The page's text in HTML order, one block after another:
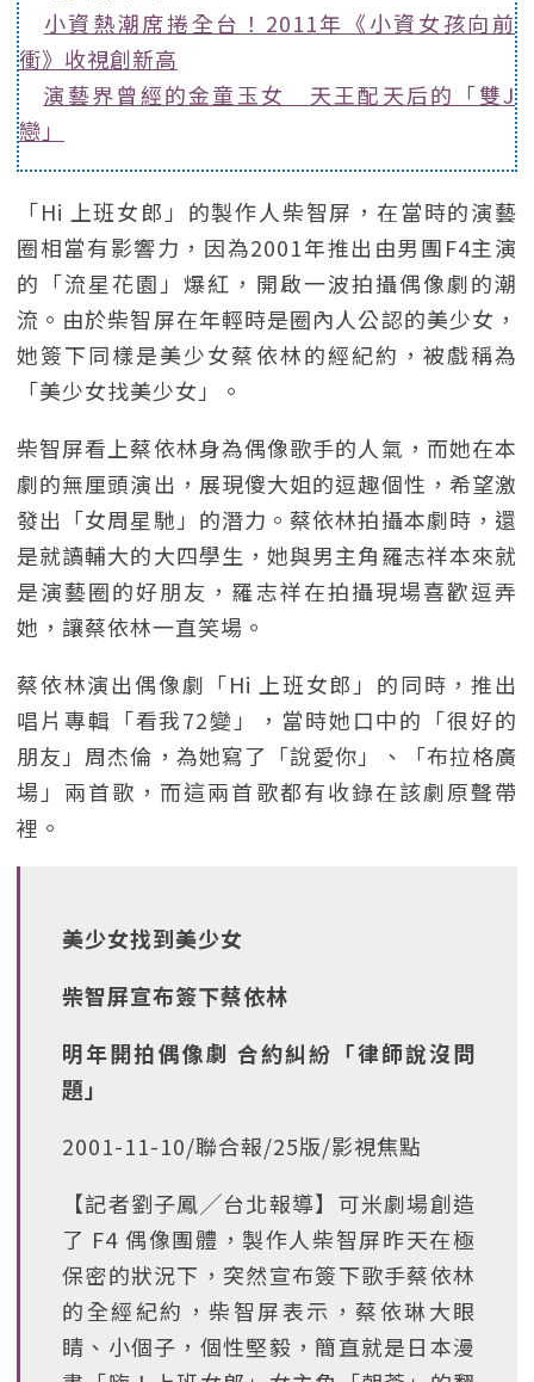
小資熱潮席捲全台！2011年《小資女孩向前
衝》收視創新高
演藝界曾經的金童玉女 天王配天后的「雙J
戀」
「Hi 上班女郎」的製作人柴智屏，在當時的演藝
圈相當有影響力，因為2001年推出由男團F4主演
的「流星花園」爆紅，開啟一波拍攝偶像劇的潮
流。由於柴智屏在年輕時是圈內人公認的美少女，
她簽下同樣是美少女蔡依林的經紀約，被戲稱為
「美少女找美少女」。
柴智屏看上蔡依林身為偶像歌手的人氣，而她在本
劇的無厘頭演出，展現傻大姐的逗趣個性，希望激
發出「女周星馳」的潛力。蔡依林拍攝本劇時，還
是就讀輔大的大四學生，她與男主角羅志祥本來就
是演藝圈的好朋友，羅志祥在拍攝現場喜歡逗弄
她，讓蔡依林一直笑場。
蔡依林演出偶像劇「Hi 上班女郎」的同時，推出
唱片專輯「看我72變」，當時她口中的「很好的
朋友」周杰倫，為她寫了「說愛你」、「布拉格廣
場」兩首歌，而這兩首歌都有收錄在該劇原聲帶
裡。
美少女找到美少女
柴智屏宣布簽下蔡依林
明年開拍偶像劇 合約糾紛「律師說沒問
題」
2001-11-10/聯合報/25版/影視焦點
【記者劉子鳳╱台北報導】可米劇場創造
了 F4 偶像團體，製作人柴智屏昨天在極
保密的狀況下，突然宣布簽下歌手蔡依林
的全經紀約，柴智屏表示，蔡依琳大眼
睛、小個子，個性堅毅，簡直就是日本漫